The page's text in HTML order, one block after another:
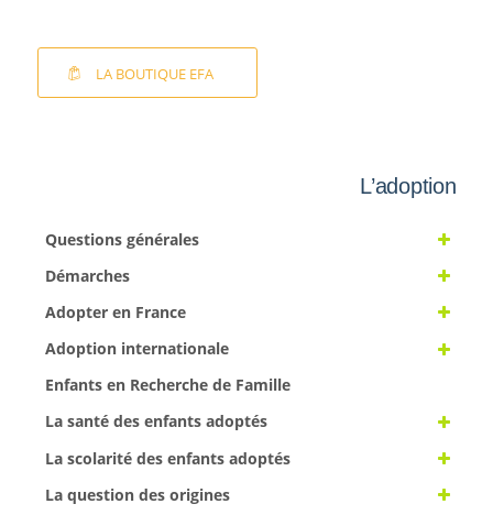
LA BOUTIQUE EFA
L’adoption
Questions générales
Démarches
Adopter en France
Adoption internationale
Enfants en Recherche de Famille
La santé des enfants adoptés
La scolarité des enfants adoptés
La question des origines